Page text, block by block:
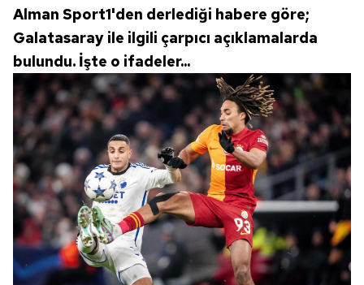
Alman Sport1'den derlediği habere göre;
Galatasaray ile ilgili çarpıcı açıklamalarda
bulundu. İşte o ifadeler...